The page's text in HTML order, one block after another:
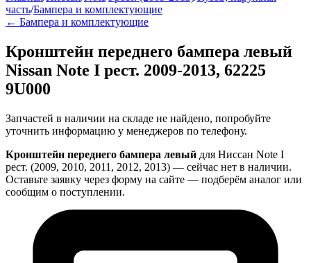
часть/Бампера и комплектующие
← Бампера и комплектующие
Кронштейн переднего бампера левый
Nissan Note I рест. 2009-2013, 62225
9U000
Запчастей в наличии на складе не найдено, попробуйте
уточнить информацию у менеджеров по телефону.
Кронштейн переднего бампера левый для Ниссан Note I
рест. (2009, 2010, 2011, 2012, 2013) — сейчас нет в наличии.
Оставьте заявку через форму на сайте — подберём аналог или
сообщим о поступлении.